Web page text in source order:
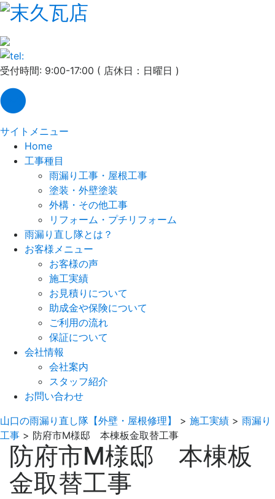
受付時間: 9:00-17:00 ( 店休日：日曜日 )
サイトメニュー
Home
工事種目
雨漏り工事・屋根工事
塗装・外壁塗装
外構・その他工事
リフォーム・プチリフォーム
雨漏り直し隊とは？
お客様メニュー
お客様の声
施工実績
お見積りについて
助成金や保険について
ご利用の流れ
保証について
会社情報
会社案内
スタッフ紹介
お問い合わせ
山口の雨漏り直し隊【外壁・屋根修理】
> 施工実績 > 雨漏り
工事 > 防府市M様邸 本棟板金取替工事
防府市M様邸 本棟板
金取替工事